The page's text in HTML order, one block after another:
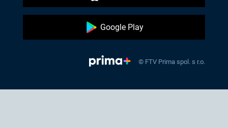
Google Play
© FTV Prima spol. s r.o.